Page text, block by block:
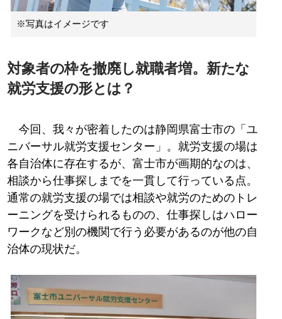
※写真はイメージです
対象者の枠を撤廃し就職者増。新たな
就労支援の形とは？
今回、我々が密着したのは静岡県富士市の「ユ
ニバーサル就労支援センター」。就労支援の場は
各自治体に存在するが、富士市が画期的なのは、
相談から仕事探しまでを一貫して行っている点。
通常の就労支援の場では相談や就労のためのトレ
ーニングを受けられるものの、仕事探しはハロー
ワークなど別の機関で行う必要があるのが他の自
治体の現状だ。